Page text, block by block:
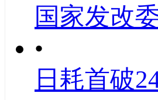
国家发改
•
日耗首破